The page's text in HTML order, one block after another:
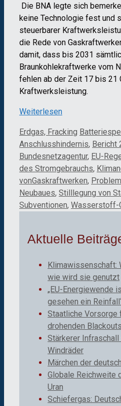
Die BNA legte sich
keine Technologie fest und
steuerbarer
die Rede von
damit, dass bis 2031
Braunkohlekraftwerke vom
fehlen ab der Zeit 17 bis 21
Kraftwerksleistung.
Weiterlesen
Kategorien
Erdgas, Fracking
Anschlusshindernis, Bericht
Bundesnetzagentur, EU-
des Stromgebrauchs,
vonGaskraftwerken,
Neubaues, Stilllegung von
Subventionen, Wasserstoff-
Aktuelle
Klimawissenschaft:
wie wird sie genutzt
„EU-Energiewende
gesehen ein
Staatliche Vorsorge
drohenden Blackouts
Stärkerer
Windräder
Märchen der
Globale Reichweite
Uran
Schiefergas: